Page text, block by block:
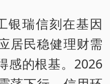
银瑞信刻在基因
居民稳健理财需
感的根基。2026